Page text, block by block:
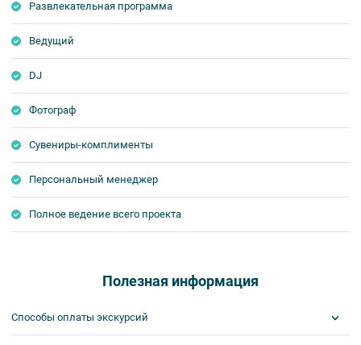
Развлекательная программа
Ведущий
DJ
Фотограф
Сувениры-комплименты
Персональный менеджер
Полное ведение всего проекта
Полезная информация
Способы оплаты экскурсий